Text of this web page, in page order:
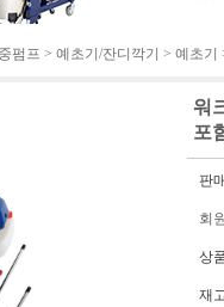
펌프 > 예초기/잔디깍기 > 예초기
워
포
판
회
상
재